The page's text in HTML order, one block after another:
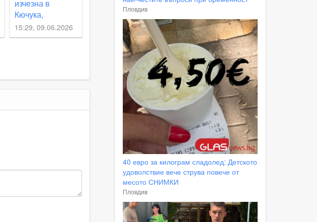
изчезна в
Кючука,
близките молят
за съдействие
15:29, 09.06.2026
Пловдив
40 евро за килограм сладолед: Детското
удоволствие вече струва повече от
месото СНИМКИ
Пловдив